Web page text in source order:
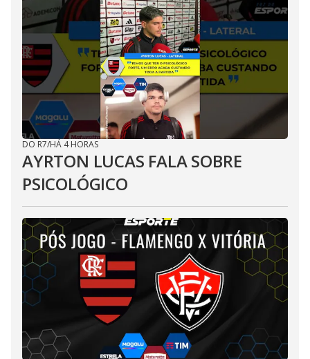
DO R7/HÁ 4 HORAS
AYRTON LUCAS FALA SOBRE
PSICOLÓGICO